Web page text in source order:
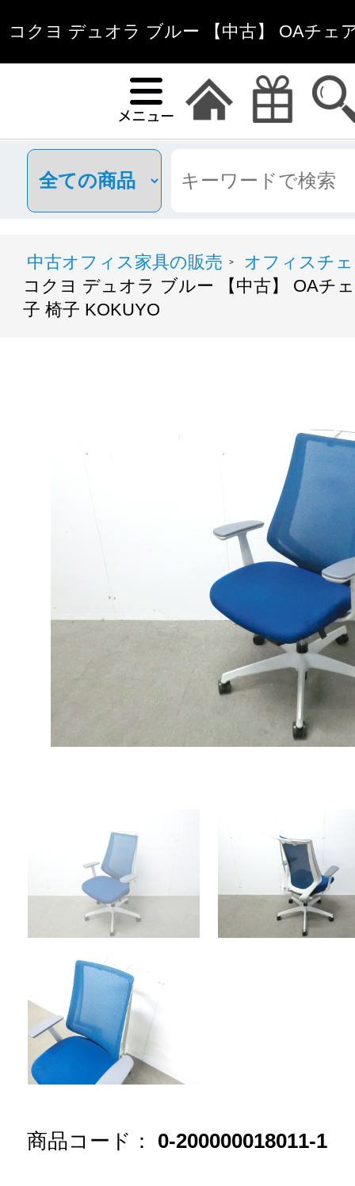
コクヨ デュオラ ブルー 【中古】 OAチェ
椅子 KOKUYO | 中古オ
中古オフィス家具の販売 >
オフィスチ
コクヨ デュオラ ブルー 【中古】 OAチ
子 椅子 KOKUYO
商品コード： 0-200000018011-1